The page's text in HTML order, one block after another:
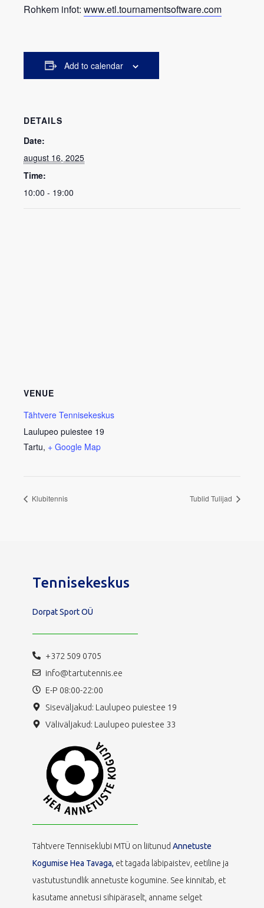
Rohkem infot: www.etl.tournamentsoftware.com
Add to calendar
DETAILS
Date:
august 16, 2025
Time:
10:00 - 19:00
VENUE
Tähtvere Tennisekeskus
Laulupeo puiestee 19
Tartu, + Google Map
Klubitennis Tublid Tulijad
Tennisekeskus
Dorpat Sport OÜ
+372 509 0705
info@tartutennis.ee
E-P 08:00-22:00
Siseväljakud: Laulupeo puiestee 19
Väliväljakud: Laulupeo puiestee 33
Tähtvere Tenniseklubi MTÜ on liitunud Annetuste
Kogumise Hea Tavaga, et tagada läbipaistev, eetiline ja
vastutustundlik annetuste kogumine. See kinnitab, et
kasutame annetusi sihipäraselt, anname selget